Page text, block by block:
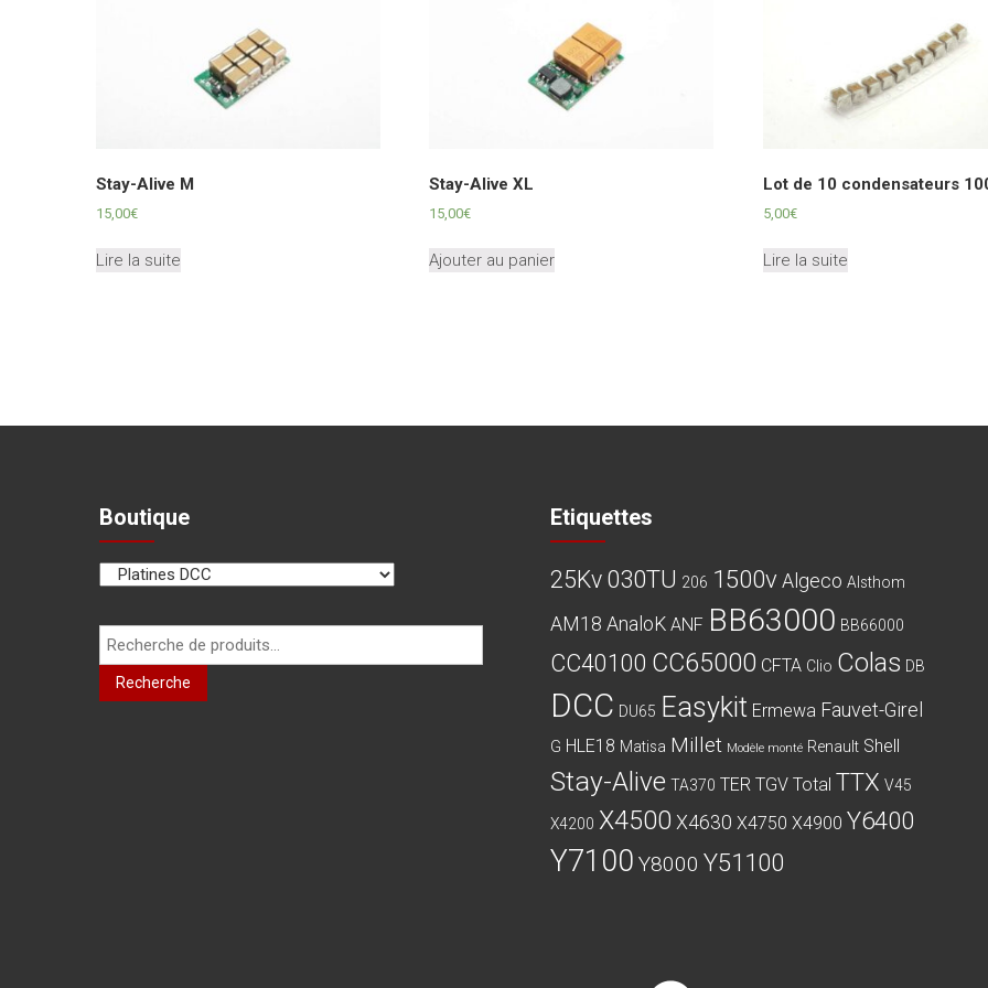
être
choisies
sur
la
être
choisies
sur
la
Stay-Alive M
15,00€
Lire la suite
Stay-Alive XL
15,00€
Ajouter au panier
Lot de 10 condensateurs
5,00€
Lire la suite
Boutique
Recherche
pour :
Recherche
Etiquettes
25Kv 030TU 206 1500v Algeco Alsthom
AM18 AnaloK ANF BB63000 BB66000
CC40100 CC65000 CFTA Clio Colas DB
DCC DU65 Easykit Ermewa Fauvet-Girel
G HLE18 Matisa Millet Modèle monté Renault Shell
Stay-Alive TA370 TER TGV Total TTX V45
X4200 X4500 X4630 X4750 X4900 Y6400
Y7100 Y8000 Y51100